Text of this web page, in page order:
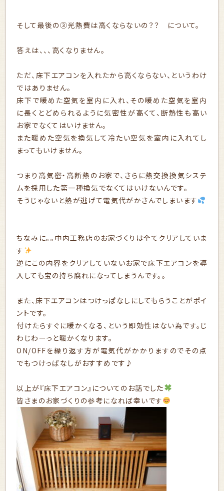
そして最後の③光熱費は高くならないの？？ について。
答えは、、、高くなりません。
ただ、床下エアコンを入れたから高くならない、というわけ
ではありません。
床下で暖めた空気を室内に入れ、その暖めた空気を室内
に長くとどめられるように気密性が高くて、断熱性も高い
お家でなくてはいけません。
また暖めた空気を換気して冷たい空気を室内に入れてし
まってもいけません。
つまり高気密・高断熱のお家で、さらに熱交換換気システ
ムを採用した第一種換気でなくてはいけないんです。
そうじゃないと熱が逃げて電気代がかさんでしまいます
ちなみに。。中内工務店のお家づくりは全てクリアしていま
す
逆にこの内容をクリアしていないお家で床下エアコンを導
入しても宝の持ち腐れになってしまうんです。。
また、床下エアコンはつけっぱなしにしてもらうことがポイ
ントです。
付けたらすぐに暖かくなる、という即効性はない為です。じ
わじわーっと暖かくなります。
ON/OFFを繰り返す方が電気代がかかりますのでその点
でもつけっぱなしがおすすめです♪
以上が『床下エアコン』についてのお話でした
皆さまのお家づくりの参考になれば幸いです